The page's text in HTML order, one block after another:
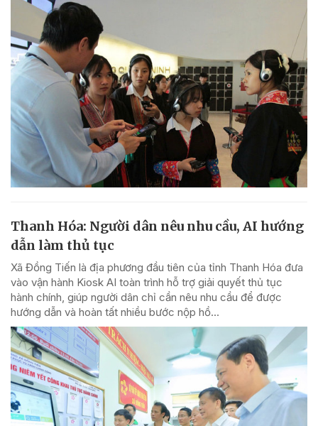
Thanh Hóa: Người dân nêu nhu cầu, AI hướng
dẫn làm thủ tục
Xã Đồng Tiến là địa phương đầu tiên của tỉnh Thanh Hóa đưa
vào vận hành Kiosk AI toàn trình hỗ trợ giải quyết thủ tục
hành chính, giúp người dân chỉ cần nêu nhu cầu để được
hướng dẫn và hoàn tất nhiều bước nộp hồ...